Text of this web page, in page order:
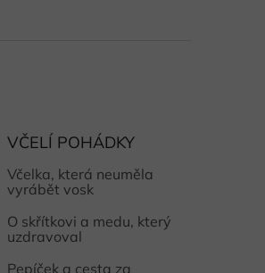
VČELÍ POHÁDKY
Včelka, která neuměla
vyrábět vosk
O skřítkovi a medu, který
uzdravoval
Pepíček a cesta za